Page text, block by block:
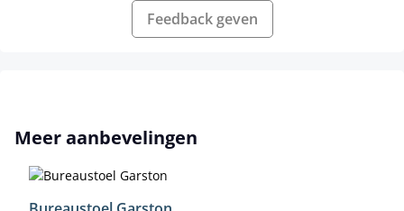
Feedback geven
Productgalerij overslaan
Meer aanbevelingen